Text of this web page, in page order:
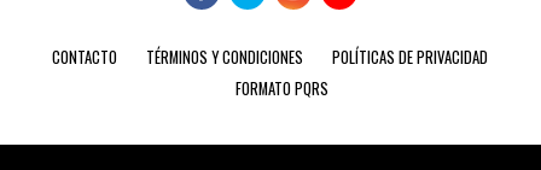
CONTACTO TÉRMINOS Y CONDICIONES
POLÍTICAS DE PRIVACIDAD
FORMATO PQRS